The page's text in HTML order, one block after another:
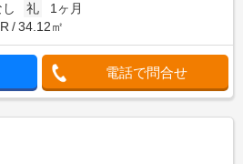
礼
1ヶ月
34.12㎡
電話で問合せ